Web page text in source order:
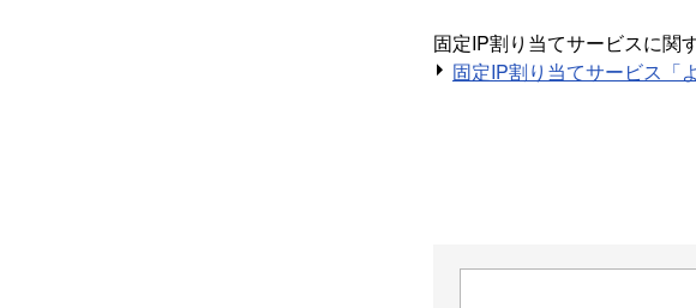
固定IP割り当てサービスに関
固定IP割り当てサービス「